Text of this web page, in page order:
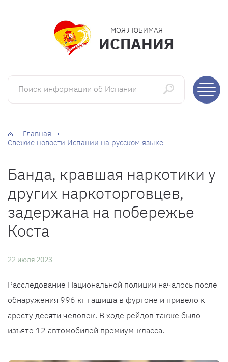
МОЯ ЛЮБИМАЯ
ИСПАНИЯ
Поиск информации об Испании
Главная
Свежие новости Испании на русском языке
Банда, кравшая наркотики у
других наркоторговцев,
задержана на побережье
Коста
22 июля 2023
Расследование Национальной полиции началось после
обнаружения 996 кг гашиша в фургоне и привело к
аресту десяти человек. В ходе рейдов также было
изъято 12 автомобилей премиум-класса.